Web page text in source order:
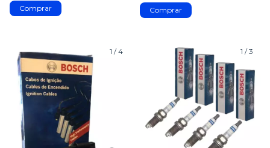
1 /4 1 /3